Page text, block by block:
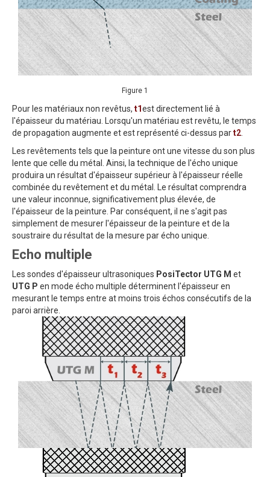
Figure 1
Pour les matériaux non revêtus, t1est directement lié à
l'épaisseur du matériau. Lorsqu'un matériau est revêtu, le temps
de propagation augmente et est représenté ci-dessus part2.
Les revêtements tels que la peinture ont une vitesse du son plus
lente que celle du métal. Ainsi, la technique de l'écho unique
produira un résultat d'épaisseur supérieur à l'épaisseur réelle
combinée du revêtement et du métal. Le résultat comprendra
une valeur inconnue, significativement plus élevée, de
l'épaisseur de la peinture. Par conséquent, il ne s'agit pas
simplement de mesurer l'épaisseur de la peinture et de la
soustraire du résultat de la mesure par écho unique.
Echo multiple
Les sondes d'épaisseur ultrasoniques PosiTector UTG M et
UTG P en mode écho multiple déterminent l'épaisseur en
mesurant le temps entre at moins trois échos consécutifs de la
paroi arrière.